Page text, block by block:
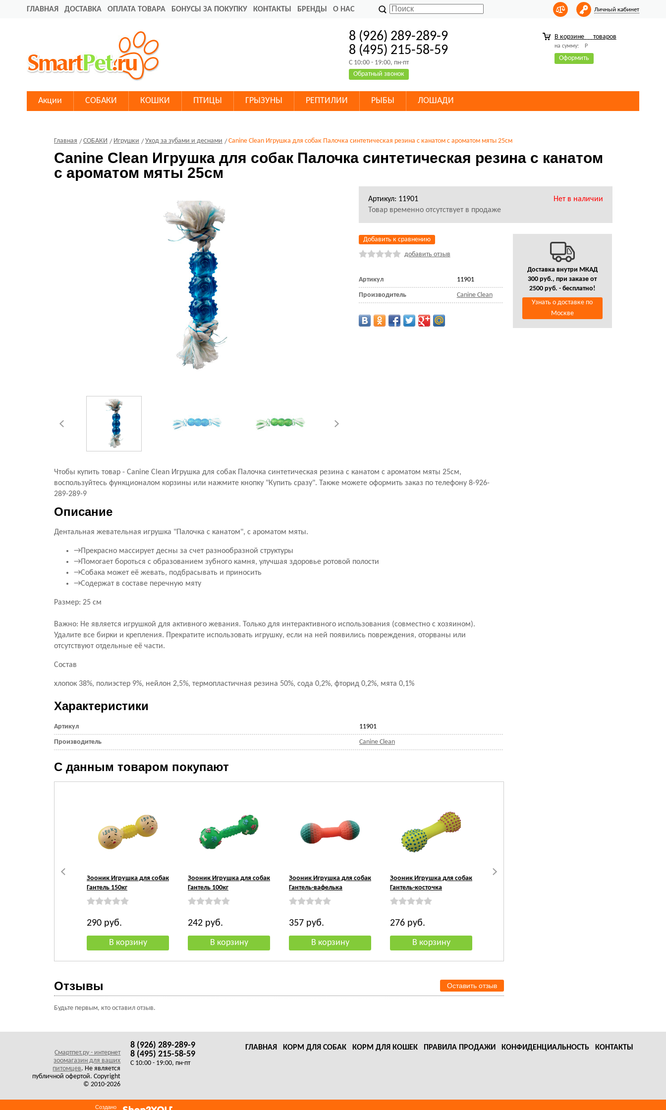
ГЛАВНАЯ ДОСТАВКА ОПЛАТА ТОВАРА БОНУСЫ ЗА ПОКУПКУ КОНТАКТЫ БРЕНДЫ О НАС Личный кабинет
8 (926) 289-289-9
8 (495) 215-58-59
C 10:00 - 19:00, пн-пт
Обратный звонок
В корзине товаров
на сумму: Р
Оформить
Акции СОБАКИ КОШКИ ПТИЦЫ ГРЫЗУНЫ РЕПТИЛИИ РЫБЫ ЛОШАДИ
Главная СОБАКИ Игрушки Уход за зубами и деснами Canine Clean Игрушка для собак Палочка синтетическая резина с канатом с ароматом мяты 25см
Canine Clean Игрушка для собак Палочка синтетическая резина с канатом
с ароматом мяты 25см
Артикул: 11901
Нет в наличии
Товар временно отсутствует в продаже
Добавить к сравнению
добавить отзыв
Артикул 11901
Производитель Canine Clean
Чтобы купить товар - Canine Clean Игрушка для собак Палочка синтетическая резина с канатом с ароматом мяты 25см,
воспользуйтесь функционалом корзины или нажмите кнопку "Купить сразу". Также можете оформить заказ по телефону 8-926-
289-289-9
Описание
Дентальная жевательная игрушка "Палочка с канатом", с ароматом мяты.
→Прекрасно массирует десны за счет разнообразной структуры
→Помогает бороться с образованием зубного камня, улучшая здоровье ротовой полости
→Собака может её жевать, подбрасывать и приносить
→Содержат в составе перечную мяту
Размер: 25 см
Важно: Не является игрушкой для активного жевания. Только для интерактивного использования (совместно с хозяином).
Удалите все бирки и крепления. Прекратите использовать игрушку, если на ней появились повреждения, оторваны или
отсутствуют отдельные её части.
Состав
хлопок 38%, полиэстер 9%, нейлон 2,5%, термопластичная резина 50%, сода 0,2%, фторид 0,2%, мята 0,1%
Характеристики
Артикул 11901
Производитель Canine Clean
С данным товаром покупают
Зооник Игрушка для собак
Гантель 150кг
290 руб.
Зооник Игрушка для собак
Гантель 100кг
242 руб.
Зооник Игрушка для собак
Гантель-вафелька
357 руб.
Зооник Игрушка для собак
Гантель-косточка
276 руб.
Отзывы Оставить отзыв
Будьте первым, кто оставил отзыв.
Доставка внутри МКАД
300 руб., при заказе от
2500 руб. - бесплатно!
Узнать о доставке по
Москве
Смартпет.ру - интернет
зоомагазин для ваших
питомцев. Не является
публичной офертой. Copyright
© 2010-2026
8 (926) 289-289-9
8 (495) 215-58-59
C 10:00 - 19:00, пн-пт
ГЛАВНАЯ КОРМ ДЛЯ СОБАК КОРМ ДЛЯ КОШЕК ПРАВИЛА ПРОДАЖИ КОНФИДЕНЦИАЛЬНОСТЬ КОНТАКТЫ
Создано